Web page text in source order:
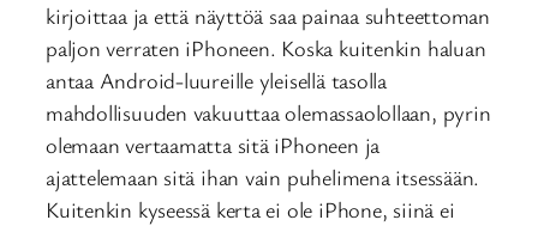
kirjoittaa ja että näyttöä saa painaa suhteettoman
paljon verraten iPhoneen. Koska kuitenkin haluan
antaa Android-luureille yleisellä tasolla
mahdollisuuden vakuuttaa olemassaolollaan, pyrin
olemaan vertaamatta sitä iPhoneen ja
ajattelemaan sitä ihan vain puhelimena itsessään.
Kuitenkin kyseessä kerta ei ole iPhone, siinä ei